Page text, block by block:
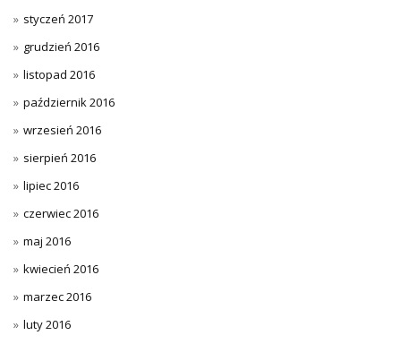
styczeń 2017
grudzień 2016
listopad 2016
październik 2016
wrzesień 2016
sierpień 2016
lipiec 2016
czerwiec 2016
maj 2016
kwiecień 2016
marzec 2016
luty 2016